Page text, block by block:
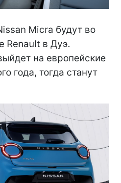
Micra будут во
Renault в Дуэ.
на европейские
года, тогда станут